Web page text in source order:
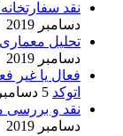
نقد
دسامبر 2019
تحلیل
دسامبر 2019
اتوکد 5 دسامبر 2019
نقد و بررسی
دسامبر 2019